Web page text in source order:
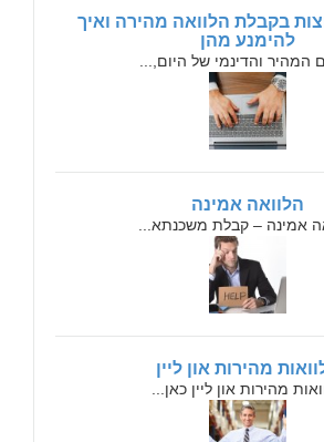
בקבלת הלוואה מהירה ואיך
להימנע מהן
המהיר והדינמי של היום,...
הלוואה אמינה
אמינה – קבלת משכנתא...
מהירות און ליין
מהירות און ליין כאן...